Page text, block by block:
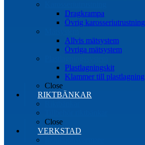
Dragkrampa
Övrig karosseriutrustning
Allvis mätsystem
Övriga mätsystem
Plastlagningskit
Klammer till plastlagning
Close
RIKTBÄNKAR
Close
VERKSTAD